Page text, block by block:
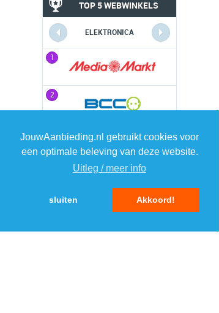
JouwAanbieding.nl gebruikt cookies voor
een optimale beleving van deze website.
Uitleg / meer info
sluiten Akkoord!
TOP 5 WEBWINKELS
ELEKTRONICA
1
2
5